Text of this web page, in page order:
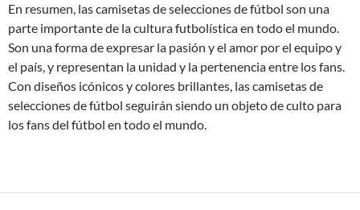
En resumen, las camisetas de selecciones de fútbol son una
parte importante de la cultura futbolística en todo el mundo.
Son una forma de expresar la pasión y el amor por el equipo y
el país, y representan la unidad y la pertenencia entre los fans.
Con diseños icónicos y colores brillantes, las camisetas de
selecciones de fútbol seguirán siendo un objeto de culto para
los fans del fútbol en todo el mundo.